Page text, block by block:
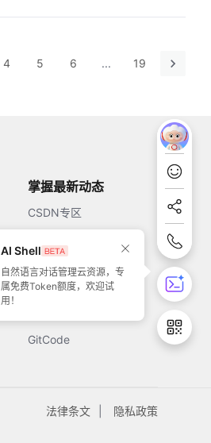
4 5 6 ... 19
掌握最新动态
CSDN专区
51CTO
GitCode
法律条文 隐私政策
AI Shell
自然语言对话管理云资源，专
属免费Token额度，欢迎试
用！